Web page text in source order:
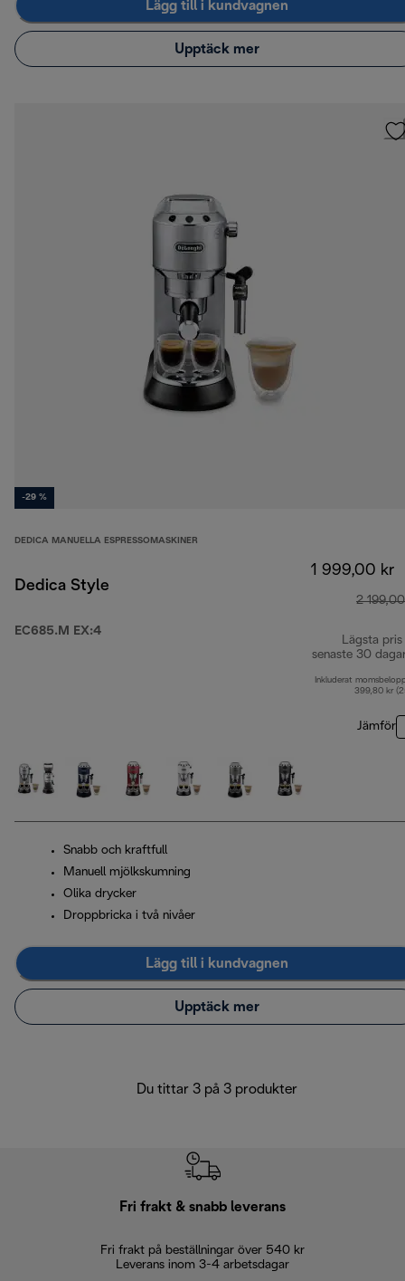
Lägg till i kundvagnen
Upptäck mer
-29 %
DEDICA MANUELLA ESPRESSOMASKINER
Dedica Style
EC685.M EX:4
1 999,00 kr
2
Lägsta pris
senaste 30
Inkluderat
399,80 kr
Jämför
Snabb och kraftfull
Manuell mjölkskumning
Olika drycker
Droppbricka i två nivåer
Lägg till i kundvagnen
Upptäck mer
Du tittar 3 på 3 produkter
Fri frakt & snabb leverans
Fri frakt på beställningar över 540 kr
Leverans inom 3-4 arbetsdagar